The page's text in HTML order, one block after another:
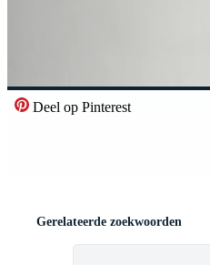
Deel op Pinterest
Gerelateerde zoekwoorden